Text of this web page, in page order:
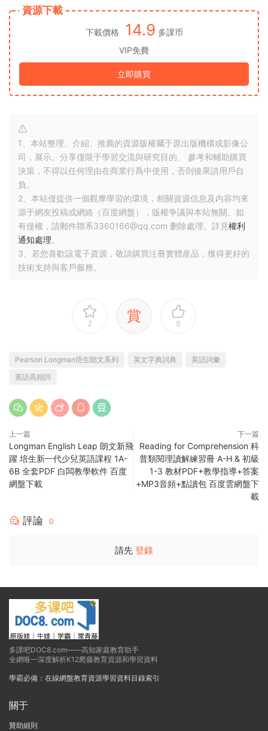
資源下載
下載價格 14.9 多課币
VIP免費
立即購買
1、本站整理、介紹、推薦的資源版權屬于原出版機構或影像公
司，展示、分享僅限于學習交流與研究目的、 參考和輔助購買
決策，不得以任何理由在商業行爲中使用，否則後果請用戶自
負。
2、本站僅提供一個觀摩學習的環境，相關資源信息及内容均來
源于網友投稿或網絡（百度網盤），版權争議與本站無關。如
有侵權，請郵件聯系3360166@qq.com 删除處理。詳見權利
通知處理。
3、若您喜歡該電子資源，敬請購買注冊實體産品，獲得更好的
技術支持與客戶服務。
2 賞 0
Pearson Longman培生朗文系列 英文字典詞典
英語詞彙
英語高頻詞
上一篇
Longman English Leap 朗文新飛
躍 培生新一代少兒英語課程 1A-
6B 全套PDF 白闆教學軟件 百度
網盤下載
下一篇
Reading for Comprehension 科
普類閱理讀‬解練習冊 A-H & 初級
1-3 教材PDF+教學指導+答案
+MP3音頻+點讀包 百度雲網盤下
載
評論 0
請先 登錄
多課吧DOC8.com——高知家庭教育助手
全網唯一深度解析K12爬藤教育資源和學習資料
學霸必備：在線網盤教育資源學習資料目錄索引
關于
贊助細則